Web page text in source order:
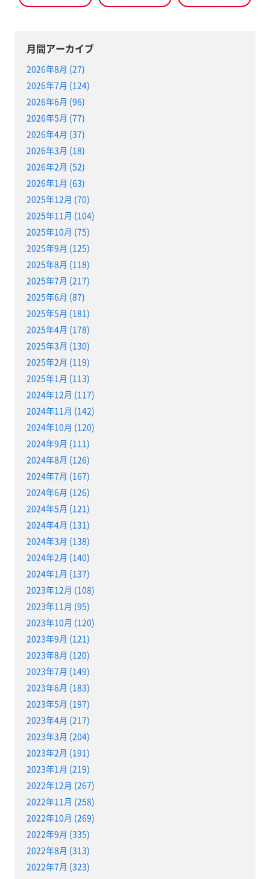
月間アーカイブ
2026年8月 (27)
2026年7月 (124)
2026年6月 (96)
2026年5月 (77)
2026年4月 (37)
2026年3月 (18)
2026年2月 (52)
2026年1月 (63)
2025年12月 (70)
2025年11月 (104)
2025年10月 (75)
2025年9月 (125)
2025年8月 (118)
2025年7月 (217)
2025年6月 (87)
2025年5月 (181)
2025年4月 (178)
2025年3月 (130)
2025年2月 (119)
2025年1月 (113)
2024年12月 (117)
2024年11月 (142)
2024年10月 (120)
2024年9月 (111)
2024年8月 (126)
2024年7月 (167)
2024年6月 (126)
2024年5月 (121)
2024年4月 (131)
2024年3月 (138)
2024年2月 (140)
2024年1月 (137)
2023年12月 (108)
2023年11月 (95)
2023年10月 (120)
2023年9月 (121)
2023年8月 (120)
2023年7月 (149)
2023年6月 (183)
2023年5月 (197)
2023年4月 (217)
2023年3月 (204)
2023年2月 (191)
2023年1月 (219)
2022年12月 (267)
2022年11月 (258)
2022年10月 (269)
2022年9月 (335)
2022年8月 (313)
2022年7月 (323)